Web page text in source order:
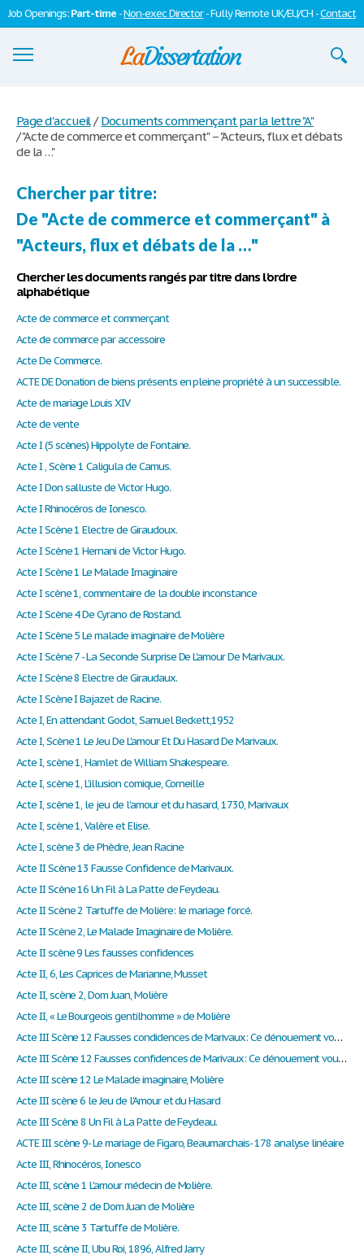
Job Openings:Part-time -Non-exec Director- Fully Remote UK/EU/CH -Contact
S'inscrire
Page d'accueil / Documents commençant par la lettre "A"
/"Acte de commerce et commerçant" – "Acteurs, flux et débats
de la …"
Chercher par titre:
De "Acte de commerce et commerçant" à
"Acteurs, flux et débats de la …"
Chercher les documents rangés par titre dans l'ordre
alphabétique
Acte de commerce et commerçant
Acte de commerce par accessoire
Acte De Commerce.
ACTE DE Donation de biens présents en pleine propriété à un successible.
Acte de mariage Louis XIV
Acte de vente
Acte I (5 scènes) Hippolyte de Fontaine.
Acte I , Scène 1 Caligula de Camus.
Acte I Don salluste de Victor Hugo.
Acte I Rhinocéros de Ionesco.
Acte I Scène 1 Electre de Giraudoux.
Acte I Scène 1 Hernani de Victor Hugo.
Acte I Scène 1 Le Malade Imaginaire
Acte I scène 1, commentaire de la double inconstance
Acte I Scène 4 De Cyrano de Rostand.
Acte I Scène 5 Le malade imaginaire de Molière
Acte I Scène 7 - La Seconde Surprise De L'amour De Marivaux.
Acte I Scène 8 Electre de Giraudaux.
Acte I Scène I Bajazet de Racine.
Acte I, En attendant Godot, Samuel Beckett,1952
Acte I, Scène 1 Le Jeu De L'amour Et Du Hasard De Marivaux.
Acte I, scène 1, Hamlet de William Shakespeare.
Acte I, scène 1, L'illusion comique, Corneille
Acte I, scène 1, le jeu de l'amour et du hasard, 1730, Marivaux
Acte I, scène 1, Valère et Elise.
Acte I, scène 3 de Phèdre, Jean Racine
Acte II Scène 13 Fausse Confidence de Marivaux.
Acte II Scène 16 Un Fil à La Patte de Feydeau.
Acte II Scène 2 Tartuffe de Molière: le mariage forcé.
Acte II Scène 2, Le Malade Imaginaire de Molière.
Acte II scène 9 Les fausses confidences
Acte II, 6, Les Caprices de Marianne, Musset
Acte II, scène 2, Dom Juan, Molière
Acte II, « Le Bourgeois gentilhomme » de Molière
Acte III Scène 12 Fausses condidences de Marivaux: Ce dénouement vous paraît-il digne d’une comédie ?
Acte III Scène 12 Fausses confidences de Marivaux: Ce dénouement vous paraît-il digne d’une comédie ?
Acte III scène 12 Le Malade imaginaire, Molière
Acte III scène 6 le Jeu de l'Amour et du Hasard
Acte III Scène 8 Un Fil à La Patte de Feydeau.
ACTE III scène 9- Le mariage de Figaro, Beaumarchais- 178 analyse linéaire
Acte III, Rhinocéros, Ionesco
Acte III, scène 1 L'amour médecin de Molière.
Acte III, scène 2 de Dom Juan de Molière
Acte III, scène 3 Tartuffe de Molière.
Acte III, scène II, Ubu Roi, 1896, Alfred Jarry